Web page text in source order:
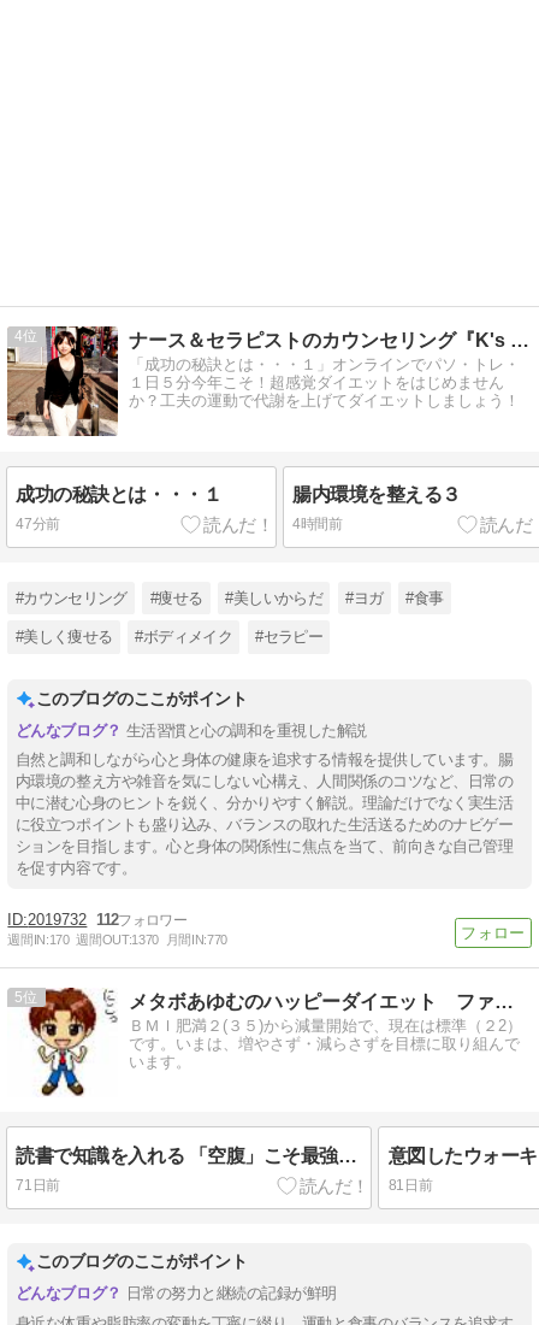
4 ナース＆セラピストのカウンセリング『K's パソ・トレ』
「成功の秘訣とは・・・１」オンラインでパソ・トレ・
１日５分今年こそ！超感覚ダイエットをはじめません
か？工夫の運動で代謝を上げてダイエットしましょう！
成功の秘訣とは・・・１
47分前
腸内環境を整える３
4時間前
#カウンセリング #痩せる #美しいからだ #ヨガ #食事
#美しく痩せる #ボディメイク #セラピー
このブログのここがポイント
生活習慣と心の調和を重視した解説
自然と調和しながら心と身体の健康を追求する情報を提供しています。腸
内環境の整え方や雑音を気にしない心構え、人間関係のコツなど、日常の
中に潜む心身のヒントを鋭く、分かりやすく解説。理論だけでなく実生活
に役立つポイントも盛り込み、バランスの取れた生活送るためのナビゲー
ションを目指します。心と身体の関係性に焦点を当て、前向きな自己管理
を促す内容です。
2019732 112
週間IN:170 週間OUT:1370 月間IN:770
5 メタボあゆむのハッピーダイエット ファイナル
ＢＭＩ肥満２(３５)から減量開始で、現在は標準（２2）
です。いまは、増やさず・減らさずを目標に取り組んで
います。
読書で知識を入れる 「空腹」こそ最強のクスリ
71日前
意図したウォー
81日前
このブログのここがポイント
日常の努力と継続の記録が鮮明